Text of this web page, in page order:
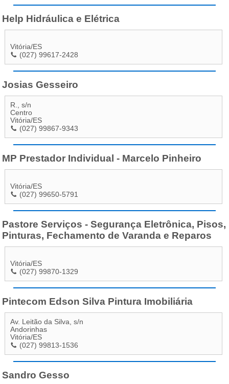
Help Hidráulica e Elétrica
Vitória/ES
(027) 99617-2428
Josias Gesseiro
R., s/n
Centro
Vitória/ES
(027) 99867-9343
MP Prestador Individual - Marcelo Pinheiro
Vitória/ES
(027) 99650-5791
Pastore Serviços - Segurança Eletrônica, Pisos,
Pinturas, Fechamento de Varanda e Reparos
Vitória/ES
(027) 99870-1329
Pintecom Edson Silva Pintura Imobiliária
Av. Leitão da Silva, s/n
Andorinhas
Vitória/ES
(027) 99813-1536
Sandro Gesso